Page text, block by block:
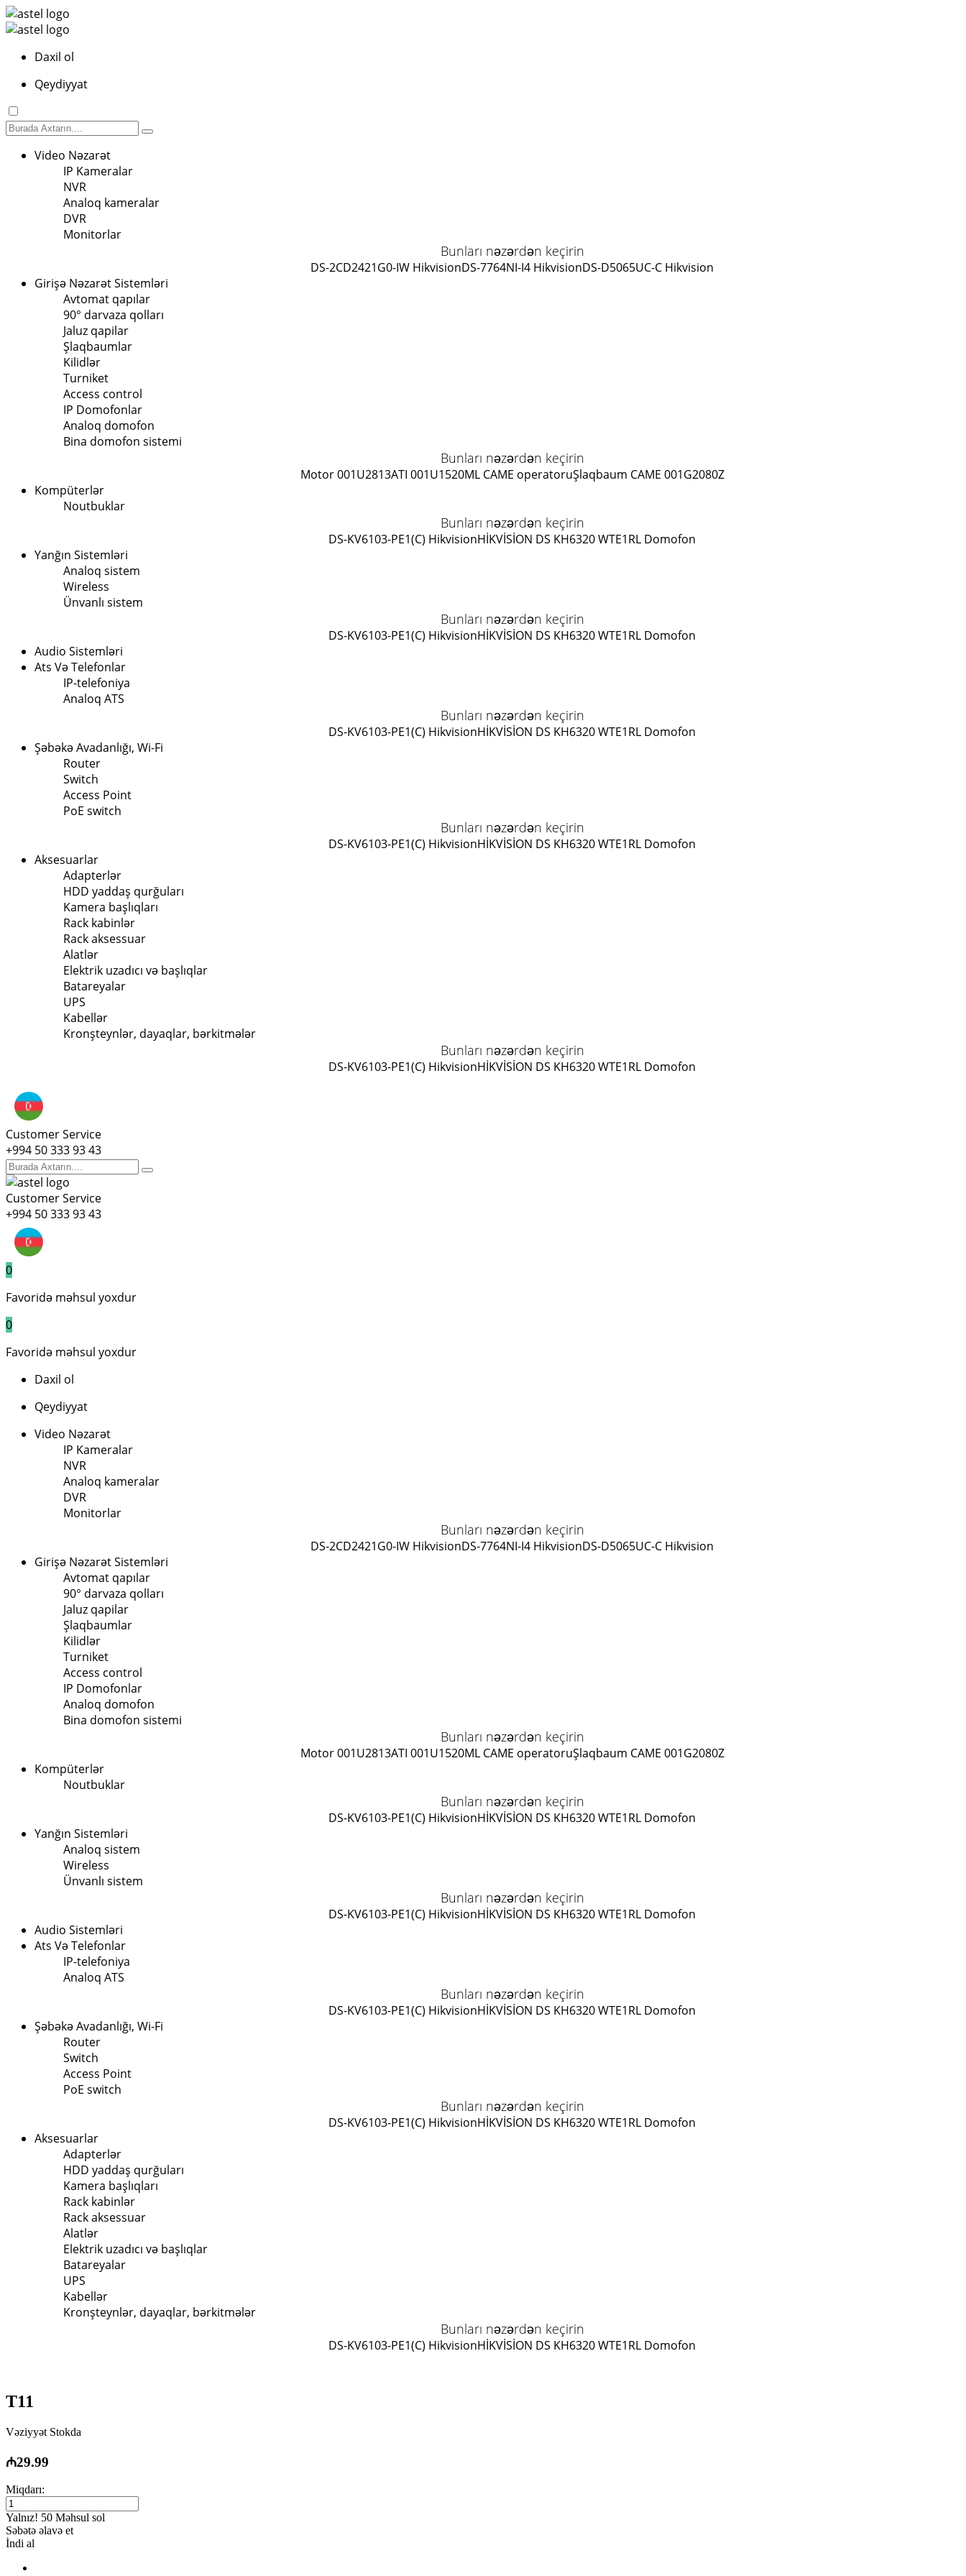
Daxil ol
Qeydiyyat
Video Nəzarət
IP Kameralar
NVR
Analoq kameralar
DVR
Monitorlar
Bunları nəzərdən keçirin
DS-2CD2421G0-IW HikvisionDS-7764NI-I4 HikvisionDS-D5065UC-C Hikvision
Girişə Nəzarət Sistemləri
Avtomat qapılar
90° darvaza qolları
Jaluz qapilar
Şlaqbaumlar
Kilidlər
Turniket
Access control
IP Domofonlar
Analoq domofon
Bina domofon sistemi
Bunları nəzərdən keçirin
Motor 001U2813ATI 001U1520ML CAME operatoruŞlaqbaum CAME 001G2080Z
Kompüterlər
Noutbuklar
Bunları nəzərdən keçirin
DS-KV6103-PE1(C) HikvisionHİKVİSİON DS KH6320 WTE1RL Domofon
Yanğın Sistemləri
Analoq sistem
Wireless
Ünvanlı sistem
Bunları nəzərdən keçirin
DS-KV6103-PE1(C) HikvisionHİKVİSİON DS KH6320 WTE1RL Domofon
Audio Sistemləri
Ats Və Telefonlar
IP-telefoniya
Analoq ATS
Bunları nəzərdən keçirin
DS-KV6103-PE1(C) HikvisionHİKVİSİON DS KH6320 WTE1RL Domofon
Şəbəkə Avadanlığı, Wi-Fi
Router
Switch
Access Point
PoE switch
Bunları nəzərdən keçirin
DS-KV6103-PE1(C) HikvisionHİKVİSİON DS KH6320 WTE1RL Domofon
Aksesuarlar
Adapterlər
HDD yaddaş qurğuları
Kamera başlıqları
Rack kabinlər
Rack aksessuar
Alatlər
Elektrik uzadıcı və başlıqlar
Batareyalar
UPS
Kabellər
Kronşteynlər, dayaqlar, bərkitmələr
Bunları nəzərdən keçirin
DS-KV6103-PE1(C) HikvisionHİKVİSİON DS KH6320 WTE1RL Domofon
Customer Service
+994 50 333 93 43
Customer Service
+994 50 333 93 43
0
Favoridə məhsul yoxdur
0
Favoridə məhsul yoxdur
Daxil ol
Qeydiyyat
Video Nəzarət
IP Kameralar
NVR
Analoq kameralar
DVR
Monitorlar
Bunları nəzərdən keçirin
DS-2CD2421G0-IW HikvisionDS-7764NI-I4 HikvisionDS-D5065UC-C Hikvision
Girişə Nəzarət Sistemləri
Avtomat qapılar
90° darvaza qolları
Jaluz qapilar
Şlaqbaumlar
Kilidlər
Turniket
Access control
IP Domofonlar
Analoq domofon
Bina domofon sistemi
Bunları nəzərdən keçirin
Motor 001U2813ATI 001U1520ML CAME operatoruŞlaqbaum CAME 001G2080Z
Kompüterlər
Noutbuklar
Bunları nəzərdən keçirin
DS-KV6103-PE1(C) HikvisionHİKVİSİON DS KH6320 WTE1RL Domofon
Yanğın Sistemləri
Analoq sistem
Wireless
Ünvanlı sistem
Bunları nəzərdən keçirin
DS-KV6103-PE1(C) HikvisionHİKVİSİON DS KH6320 WTE1RL Domofon
Audio Sistemləri
Ats Və Telefonlar
IP-telefoniya
Analoq ATS
Bunları nəzərdən keçirin
DS-KV6103-PE1(C) HikvisionHİKVİSİON DS KH6320 WTE1RL Domofon
Şəbəkə Avadanlığı, Wi-Fi
Router
Switch
Access Point
PoE switch
Bunları nəzərdən keçirin
DS-KV6103-PE1(C) HikvisionHİKVİSİON DS KH6320 WTE1RL Domofon
Aksesuarlar
Adapterlər
HDD yaddaş qurğuları
Kamera başlıqları
Rack kabinlər
Rack aksessuar
Alatlər
Elektrik uzadıcı və başlıqlar
Batareyalar
UPS
Kabellər
Kronşteynlər, dayaqlar, bərkitmələr
Bunları nəzərdən keçirin
DS-KV6103-PE1(C) HikvisionHİKVİSİON DS KH6320 WTE1RL Domofon
T11
Vəziyyət Stokda
₼29.99
Miqdarı:
Yalnız! 50 Məhsul sol
Səbətə əlavə et
İndi al